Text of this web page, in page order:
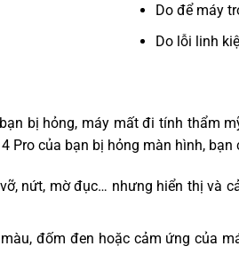
Do để máy
Do lỗi linh
bị hỏng, máy mất đi tính thẩm
Pro của bạn bị hỏng màn hình,
nứt, mờ đục… nhưng hiển thị và
đốm đen hoặc cảm ứng của